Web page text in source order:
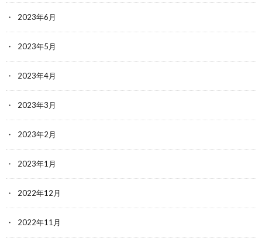
2023年6月
2023年5月
2023年4月
2023年3月
2023年2月
2023年1月
2022年12月
2022年11月